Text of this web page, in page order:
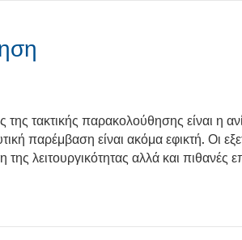
της τακτικής παρακολούθησης είναι η
παρέμβαση είναι ακόμα εφικτή. Οι
της λειτουργικότητας αλλά και